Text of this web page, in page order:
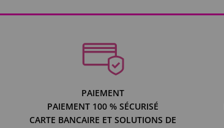
PAIEMENT
PAIEMENT 100 % SÉCURISÉ
CARTE BANCAIRE ET SOLUTIONS DE